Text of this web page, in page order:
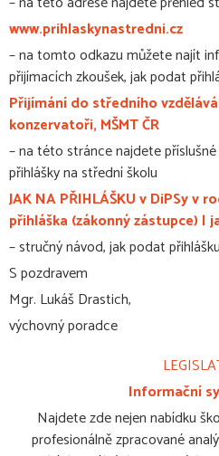
www.prihlaskynastredni.cz
– na tomto odkazu můžete najít
přijímacích zkoušek, jak podat
Přijímání do středního
konzervatoři, MŠMT ČR
– na této stránce najdete
přihlášky na střední školu
JAK NA PŘIHLÁŠKU v DiPSy v
přihláška (zákonný zástupce) |
– stručný návod, jak podat
S pozdravem
Mgr. Lukáš Drastich,
výchovný poradce
Informační
Najdete zde nejen nabídku
profesionálně zpracované